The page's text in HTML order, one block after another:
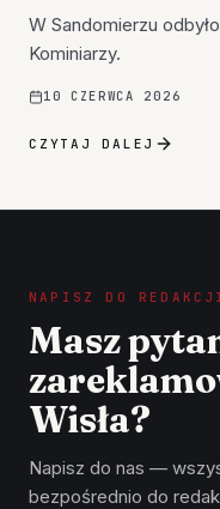
W Sandomierzu
Kominiarzy.
10 CZERWCA 2026
CZYTAJ DALEJ
NAPISZ DO REDAKCJI
Masz
Wisła?
Napisz do nas —
bezpośrednio do